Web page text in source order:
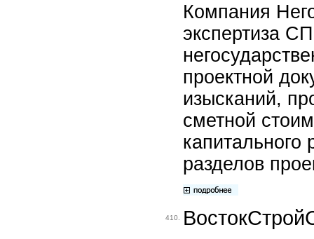
Компания
экспертиза
проектной
изысканий,
сметной
капитального
разделов
410.